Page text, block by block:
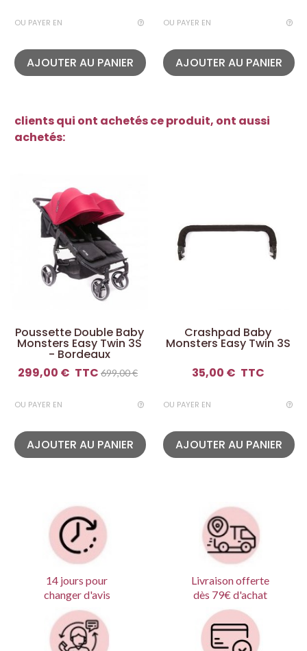
OU PAYER EN
AJOUTER AU PANIER
OU PAYER EN
AJOUTER AU PANIER
clients qui ont achetés ce produit, ont aussi
achetés:
Poussette Double Baby
Monsters Easy Twin 3S
- Bordeaux
299,00 € TTC 699,00 €
OU PAYER EN
AJOUTER AU PANIER
Crashpad Baby
Monsters Easy Twin 3S
35,00 € TTC
OU PAYER EN
AJOUTER AU PANIER
14 jours pour
changer d'avis
Livraison offerte
dès 79€ d'achat